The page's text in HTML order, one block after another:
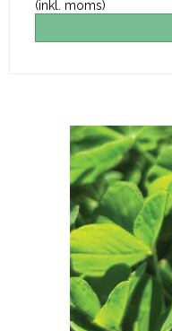
(inkl. moms)